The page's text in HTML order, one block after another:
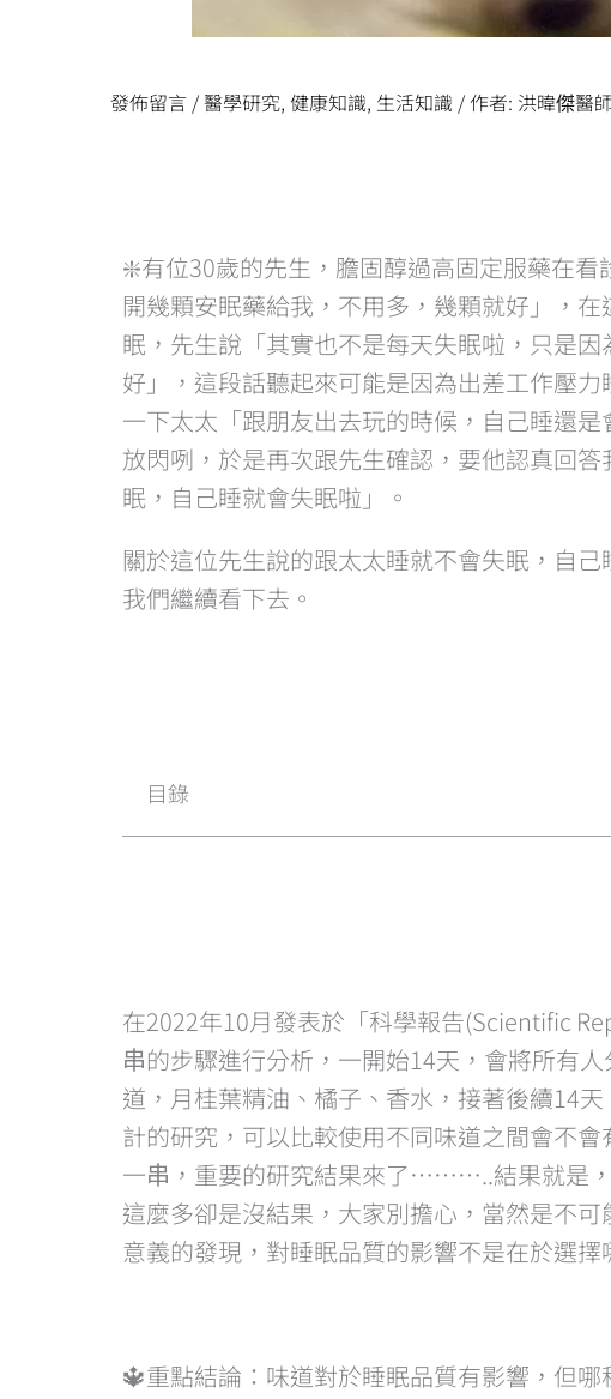
發佈留言 /醫學研究, 健康知識, 生活知識 / 作者: 洪暐傑醫
❇️有位30歲的先生，膽固醇過高固定服藥在
開幾顆安眠藥給我，不用多，幾顆就好」，
眠，先生說「其實也不是每天失眠啦，只是
好」，這段話聽起來可能是因為出差工作壓
一下太太「跟朋友出去玩的時候，自己睡還
放閃咧，於是再次跟先生確認，要他認真回
眠，自己睡就會失眠啦」。
關於這位先生說的跟太太睡就不會失眠，自
我們繼續看下去。
目錄
在2022年10月發表於「科學報告(Scientific
串的步驟進行分析，一開始14天，會將所有
道，月桂葉精油、橘子、香水，接著後續14
計的研究，可以比較使用不同味道之間會不
一串，重要的研究結果來了………..結果就是，
這麼多卻是沒結果，大家別擔心，當然是不
意義的發現，對睡眠品質的影響不是在於選
🔱重點結論：味道對於睡眠品質有影響，但